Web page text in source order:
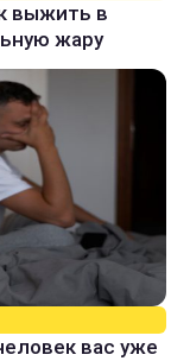
выжить в
жару
вас уже